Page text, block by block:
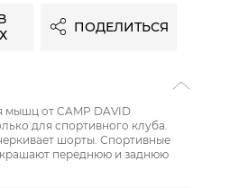
ПОДЕЛИТЬСЯ
мышц от CAMP DAVID
для спортивного клуба.
шорты. Спортивные
переднюю и заднюю